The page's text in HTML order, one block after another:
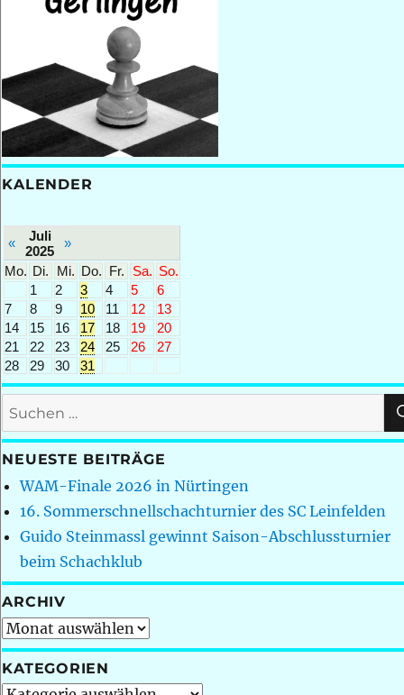
KALENDER
«
Juli
2025
»
Mo. Di. Mi. Do. Fr. Sa. So.
1
2 3 4 5
6
7
8 9 10 11 12
13
14
15 16 17 18 19
20
21
22 23 24 25 26
27
28
29 30 31
Suchen
nach:
NEUESTE BEITRÄGE
WAM-Finale 2026 in Nürtingen
16. Sommerschnellschachturnier des SC Leinfelden
Guido Steinmassl gewinnt Saison-Abschlussturnier
beim Schachklub
ARCHIV
Archiv
KATEGORIEN